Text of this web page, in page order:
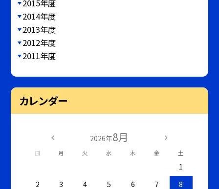
2015年度
2014年度
2013年度
2012年度
2011年度
カレンダー
2026年8月
日 月 火 水 木 金 土
1
2
3 4 5 6 7
8